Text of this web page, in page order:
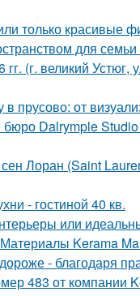
только красивые
для семьи
(г. великий Устюг,
прусово: от
Dalrymple
Лоран (Saint
- гостиной 40 кв.
или
Kerama
- благодаря
483 от компании